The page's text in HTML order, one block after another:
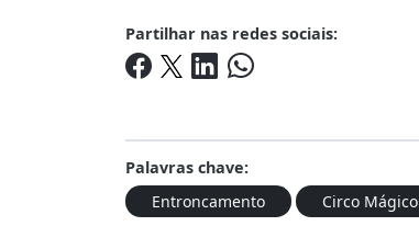
Partilhar nas redes sociais:
Palavras chave:
Entroncamento
Circo Mágico